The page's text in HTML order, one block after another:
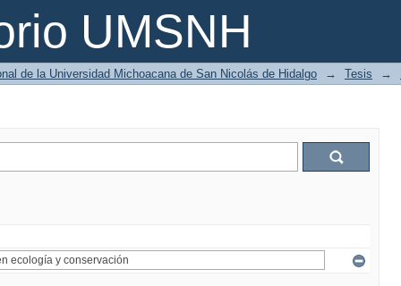
UMSNH
de la Universidad Michoacana de San Nicolás de Hidalgo → Tesis →